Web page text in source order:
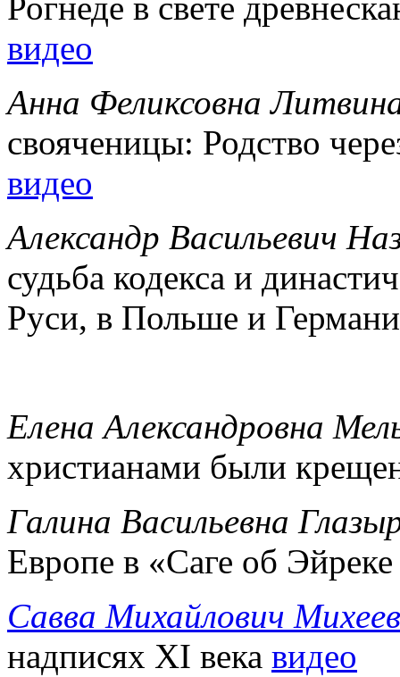
Рогнеде в свете
видео
Анна Феликсовна
свояченицы: Родство
видео
Александр Васильевич
судьба кодекса и
Руси, в Польше и
Елена Александровна
христианами были
Галина Васильевна
Европе в «Саге об
Савва Михайлович Михеев
надписях XI века видео